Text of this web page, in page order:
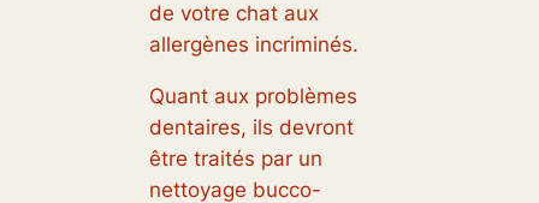
de votre chat aux
allergènes incriminés.
Quant aux problèmes
dentaires, ils devront
être traités par un
nettoyage bucco-